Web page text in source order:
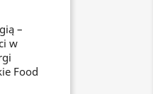
–
w
Food